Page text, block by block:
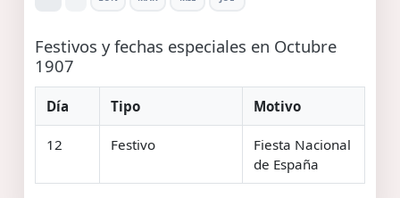
Festivos y fechas especiales en Octubre
1907
Día Tipo Motivo
12 Festivo
Fiesta Nacional
de España